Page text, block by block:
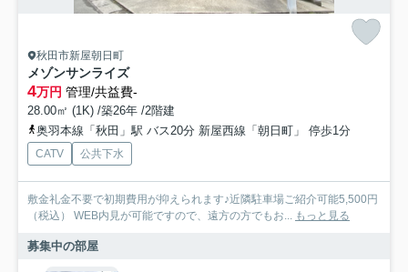
秋田市新屋朝日町
メゾンサンライズ
4万円 管理/共益費-
28.00㎡ (1K) /築26年 /2階建
奥羽本線「秋田」駅 バス20分 新屋西線「朝日町」 停歩1分
CATV 公共下水
敷金礼金不要で初期費用が抑えられます♪近隣駐車場ご紹介可能5,500円
（税込） WEB内見が可能ですので、遠方の方でもお... もっと見る
募集中の部屋